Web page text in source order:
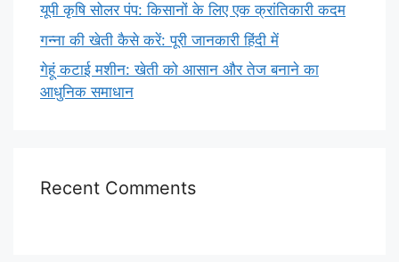
यूपी कृषि सोलर पंप: किसानों के लिए एक क्रांतिकारी कदम
गन्ना की खेती कैसे करें: पूरी जानकारी हिंदी में
गेहूं कटाई मशीन: खेती को आसान और तेज बनाने का
आधुनिक समाधान
Recent Comments